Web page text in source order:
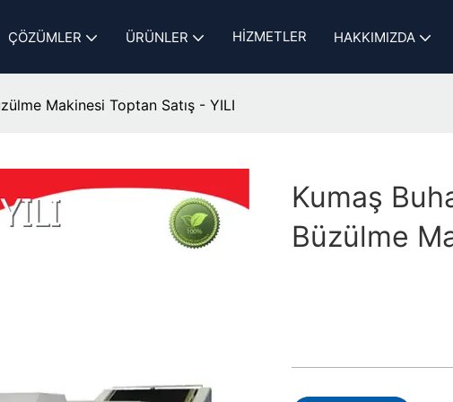
ÇÖZÜMLER ÜRÜNLER HIZMETLER HAKKIMIZDA
Makinesi Toptan Satış - YILI
Kumaş
Büzülme